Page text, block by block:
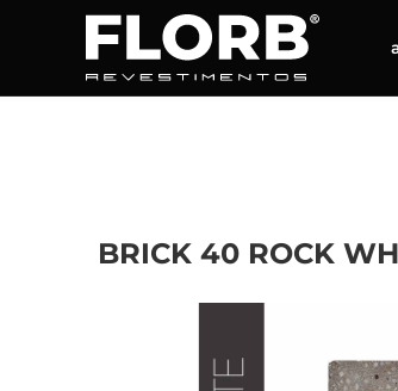
BRICK 40 ROCK